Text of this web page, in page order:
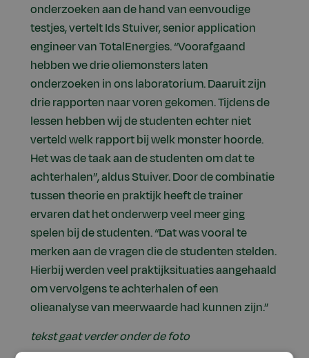
onderzoeken aan de hand van eenvoudige
testjes, vertelt Ids Stuiver, senior application
engineer van TotalEnergies. “Voorafgaand
hebben we drie oliemonsters laten
onderzoeken in ons laboratorium. Daaruit zijn
drie rapporten naar voren gekomen. Tijdens de
lessen hebben wij de studenten echter niet
verteld welk rapport bij welk monster hoorde.
Het was de taak aan de studenten om dat te
achterhalen”, aldus Stuiver. Door de combinatie
tussen theorie en praktijk heeft de trainer
ervaren dat het onderwerp veel meer ging
spelen bij de studenten. “Dat was vooral te
merken aan de vragen die de studenten stelden.
Hierbij werden veel praktijksituaties aangehaald
om vervolgens te achterhalen of een
olieanalyse van meerwaarde had kunnen zijn.”
tekst gaat verder onder de foto